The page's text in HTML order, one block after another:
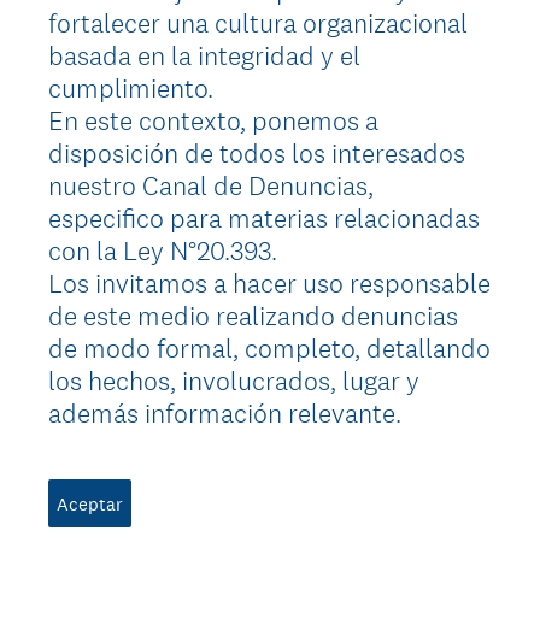
fortalecer una cultura organizacional
basada en la integridad y el
cumplimiento.
En este contexto, ponemos a
disposición de todos los interesados
nuestro Canal de Denuncias,
especifico para materias relacionadas
con la Ley N°20.393.
Los invitamos a hacer uso responsable
de este medio realizando denuncias
de modo formal, completo, detallando
los hechos, involucrados, lugar y
además información relevante.
Aceptar